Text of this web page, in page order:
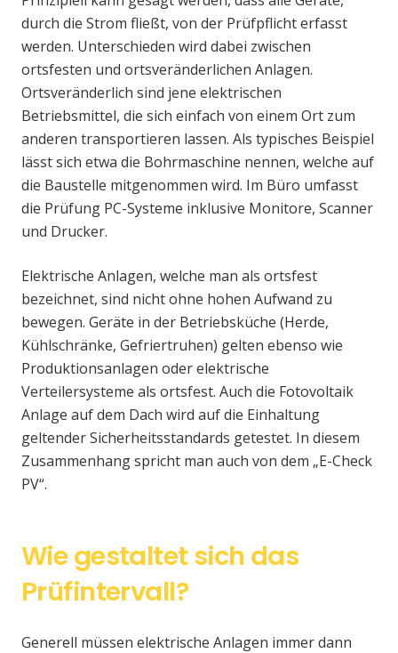
durch die Strom fließt, von der Prüfpflicht erfasst
werden. Unterschieden wird dabei zwischen
ortsfesten und ortsveränderlichen Anlagen.
Ortsveränderlich sind jene elektrischen
Betriebsmittel, die sich einfach von einem Ort zum
anderen transportieren lassen. Als typisches Beispiel
lässt sich etwa die Bohrmaschine nennen, welche auf
die Baustelle mitgenommen wird. Im Büro umfasst
die Prüfung PC-Systeme inklusive Monitore, Scanner
und Drucker.
Elektrische Anlagen, welche man als ortsfest
bezeichnet, sind nicht ohne hohen Aufwand zu
bewegen. Geräte in der Betriebsküche (Herde,
Kühlschränke, Gefriertruhen) gelten ebenso wie
Produktionsanlagen oder elektrische
Verteilersysteme als ortsfest. Auch die Fotovoltaik
Anlage auf dem Dach wird auf die Einhaltung
geltender Sicherheitsstandards getestet. In diesem
Zusammenhang spricht man auch von dem „E-Check
PV“.
Wie gestaltet sich das
Prüfintervall?
Generell müssen elektrische Anlagen immer dann